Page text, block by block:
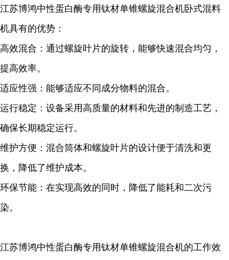
江苏博鸿中性蛋白酶专用钛材单锥螺旋混合机卧式混料
机具有的优势：
高效混合：通过螺旋叶片的旋转，能够快速混合均匀，
提高效率。
适应性强：能够适应不同成分物料的混合。
运行稳定：设备采用高质量的材料和先进的制造工艺，
确保长期稳定运行。
维护方便：混合筒体和螺旋叶片的设计便于清洗和更
换，降低了维护成本。
环保节能：在实现高效的同时，降低了能耗和二次污
染。
江苏博鸿中性蛋白酶专用钛材单锥螺旋混合机的工作效